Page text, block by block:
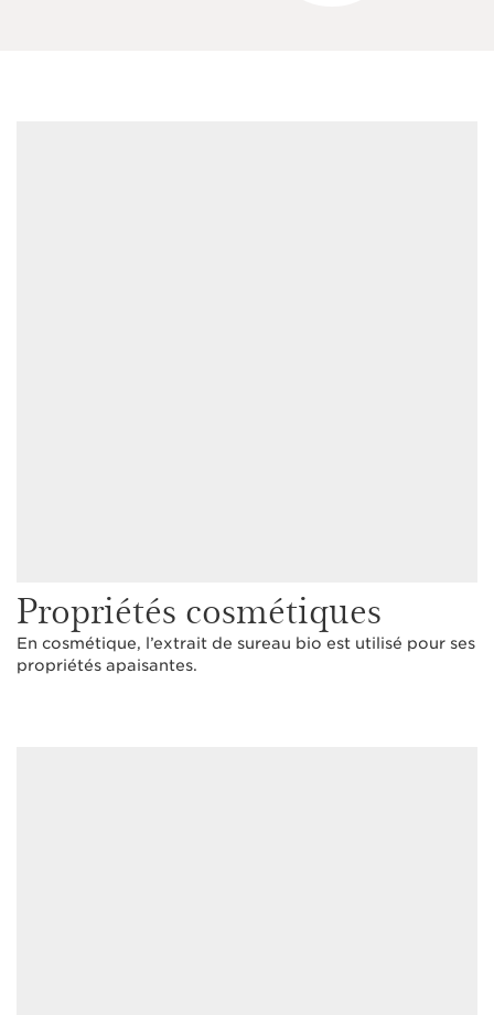
Propriétés cosmétiques
En cosmétique, l’extrait de sureau bio est utilisé pour ses
propriétés apaisantes.